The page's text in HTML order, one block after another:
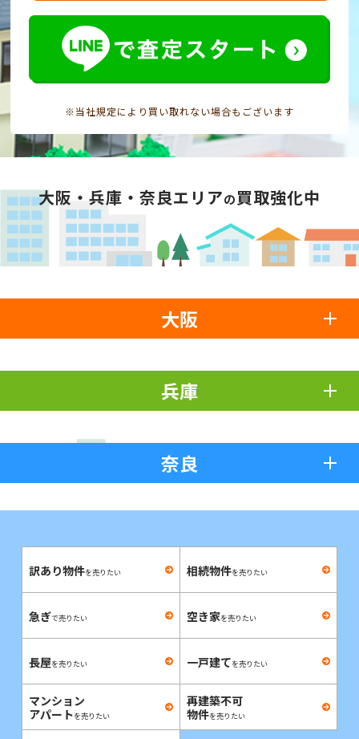
※当社規定により買い取れない場合もございます
大阪・兵庫・奈良エリアの買取強化中
大阪
兵庫
奈良
訳あり物件を売りたい 相続物件を売りたい
急ぎで売りたい 空き家を売りたい
長屋を売りたい 一戸建てを売りたい
マンション
アパートを売りたい
再建築不可
物件を売りたい